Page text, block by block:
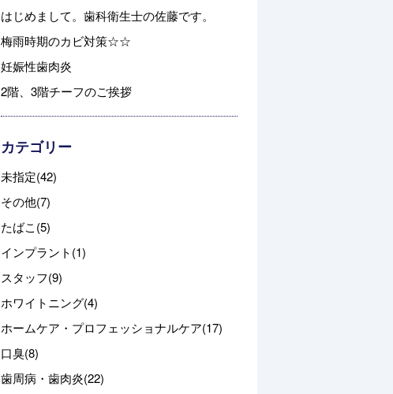
はじめまして。歯科衛生士の佐藤です。
梅雨時期のカビ対策☆☆
妊娠性歯肉炎
2階、3階チーフのご挨拶
カテゴリー
未指定(42)
その他(7)
たばこ(5)
インプラント(1)
スタッフ(9)
ホワイトニング(4)
ホームケア・プロフェッショナルケア(17)
口臭(8)
歯周病・歯肉炎(22)